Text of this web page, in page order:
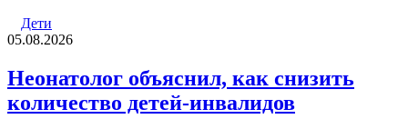
Дети
05.08.2026
Неонатолог объяснил, как снизить
количество детей-инвалидов